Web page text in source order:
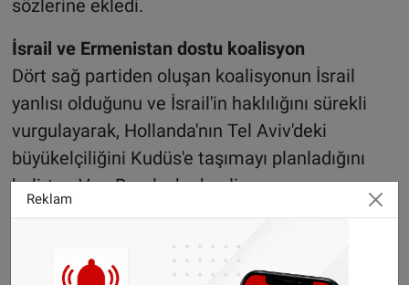
sözlerine ekledi.
İsrail ve Ermenistan dostu koalisyon
Dört sağ partiden oluşan koalisyonun İsrail
yanlısı olduğunu ve İsrail'in haklılığını sürekli
vurgulayarak, Hollanda'nın Tel Aviv'deki
büyükelçiliğini Kudüs'e taşımayı planladığını
belirten Van Baarle, bu koalisyonun aynı
zamanda İsrail'in Filistinlilere karşı işlediği
suçları ödüllendirmeyi amaçladığını ifade etti.
Reklam